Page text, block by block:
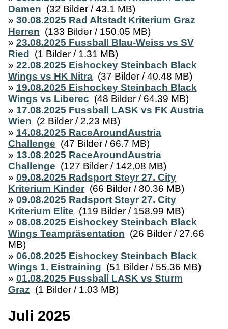
Damen (32 Bilder / 43.1 MB)
» 30.08.2025 Rad Altstadt Kriterium Graz
Herren (133 Bilder / 150.05 MB)
» 23.08.2025 Fussball Blau-Weiss vs SV
Ried
(1 Bilder / 1.31 MB)
» 22.08.2025 Eishockey Steinbach Black
Wings vs HK Nitra (37 Bilder / 40.48 MB)
» 19.08.2025 Eishockey Steinbach Black
Wings vs Liberec (48 Bilder / 64.39 MB)
» 17.08.2025 Fussball LASK vs FK Austria
Wien (2 Bilder / 2.23 MB)
» 14.08.2025 RaceAroundAustria
Challenge (47 Bilder / 66.7 MB)
» 13.08.2025 RaceAroundAustria
Challenge (127 Bilder / 142.08 MB)
» 09.08.2025 Radsport Steyr 27. City
Kriterium Kinder (66 Bilder / 80.36 MB)
» 09.08.2025 Radsport Steyr 27. City
Kriterium Elite (119 Bilder / 158.99 MB)
» 08.08.2025 Eishockey Steinbach Black
Wings Teampräsentation (26 Bilder / 27.66
MB)
» 06.08.2025 Eishockey Steinbach Black
Wings 1. Eistraining (51 Bilder / 55.36 MB)
» 01.08.2025 Fussball LASK vs Sturm
Graz (1 Bilder / 1.03 MB)
Juli 2025